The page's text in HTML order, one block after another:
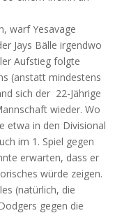
warf Yesavage
Jays Bälle irgendwo
Aufstieg folgte
(anstatt mindestens
sich der 22-Jährige
wieder. Wo
etwa in den Divisional
im 1. Spiel gegen
erwarten, dass er
würde zeigen.
(natürlich, die
gegen die